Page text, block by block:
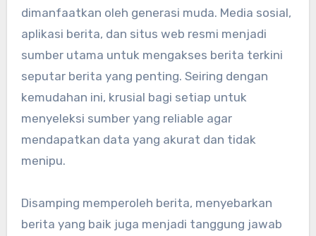
dimanfaatkan oleh generasi muda. Media sosial,
aplikasi berita, dan situs web resmi menjadi
sumber utama untuk mengakses berita terkini
seputar berita yang penting. Seiring dengan
kemudahan ini, krusial bagi setiap untuk
menyeleksi sumber yang reliable agar
mendapatkan data yang akurat dan tidak
menipu.
Disamping memperoleh berita, menyebarkan
berita yang baik juga menjadi tanggung jawab